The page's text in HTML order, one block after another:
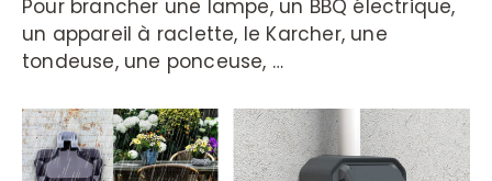
Pour brancher une lampe, un BBQ électrique,
un appareil à raclette, le Karcher, une
tondeuse, une ponceuse, …